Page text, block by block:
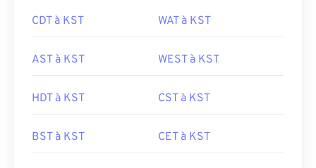
CDT à KST WAT à KST
AST à KST WEST à KST
HDT à KST CST à KST
BST à KST CET à KST